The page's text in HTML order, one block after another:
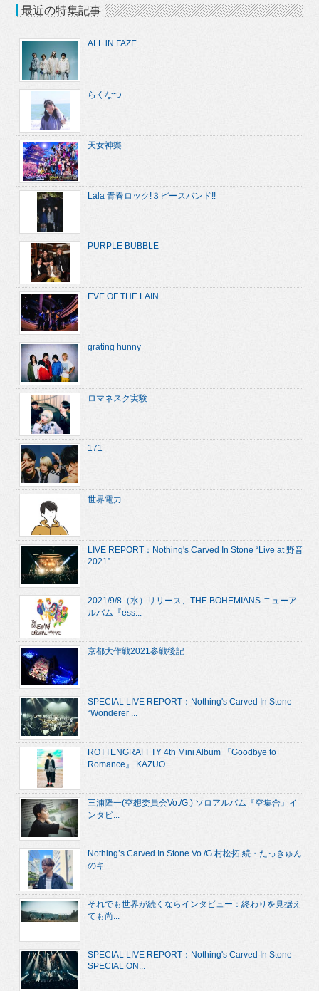
最近の特集記事
ALL iN FAZE
らくなつ
天女神樂
Lala 青春ロック!３ピースバンド!!
PURPLE BUBBLE
EVE OF THE LAIN
grating hunny
ロマネスク実験
171
世界電力
LIVE REPORT：Nothing's Carved In Stone “Live at 野音
2021”...
2021/9/8（水）リリース、THE BOHEMIANS ニューア
ルバム『ess...
京都大作戦2021参戦後記
SPECIAL LIVE REPORT：Nothing's Carved In Stone
“Wonderer ...
ROTTENGRAFFTY 4th Mini Album 『Goodbye to
Romance』 KAZUO...
三浦隆一(空想委員会Vo./G.) ソロアルバム『空集合』イ
ンタビ...
Nothing’s Carved In Stone Vo./G.村松拓 続・たっきゅん
のキ...
それでも世界が続くならインタビュー：終わりを見据え
ても尚...
SPECIAL LIVE REPORT：Nothing's Carved In Stone
SPECIAL ON...